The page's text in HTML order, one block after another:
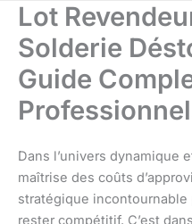
Lot
Solderie
Guide
Dans l’univers dynamique
maîtrise des coûts
stratégique incontournable
rester compétitif. C’est